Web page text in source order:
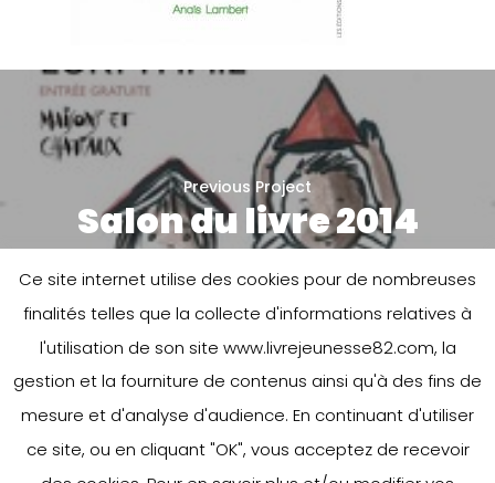
Previous Project
Salon du livre 2014
Next Project
Ce site internet utilise des cookies pour de nombreuses
finalités telles que la collecte d'informations relatives à
l'utilisation de son site www.livrejeunesse82.com, la
gestion et la fourniture de contenus ainsi qu'à des fins de
mesure et d'analyse d'audience. En continuant d'utiliser
ce site, ou en cliquant "OK", vous acceptez de recevoir